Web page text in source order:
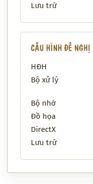
Lưu trữ
CẤU HÌNH ĐỀ NGHỊ
HĐH
Bộ xử lý
Bộ nhớ
Đồ họa
DirectX
Lưu trữ